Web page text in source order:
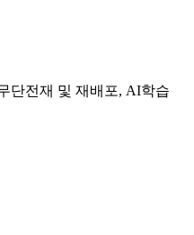
단전재 및 재배포, AI학습